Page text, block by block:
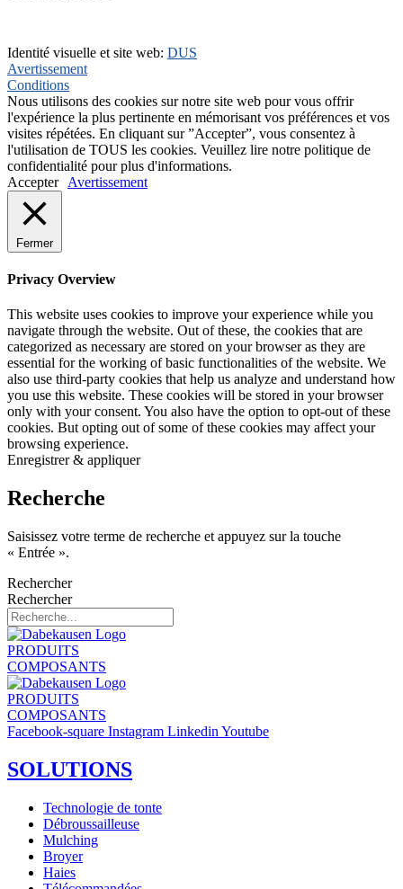
Identité visuelle et site web: DUS
Avertissement
Conditions
Nous utilisons des cookies sur notre site web pour vous offrir
l'expérience la plus pertinente en mémorisant vos préférences et vos
visites répétées. En cliquant sur ”Accepter”, vous consentez à
l'utilisation de TOUS les cookies. Veuillez lire notre politique de
confidentialité pour plus d'informations.
Accepter
Avertissement
Fermer
Privacy Overview
This website uses cookies to improve your experience while you
navigate through the website. Out of these, the cookies that are
categorized as necessary are stored on your browser as they are
essential for the working of basic functionalities of the website. We
also use third-party cookies that help us analyze and understand how
you use this website. These cookies will be stored in your browser
only with your consent. You also have the option to opt-out of these
cookies. But opting out of some of these cookies may affect your
browsing experience.
Enregistrer & appliquer
Recherche
Saisissez votre terme de recherche et appuyez sur la touche
« Entrée ».
Rechercher
Rechercher
PRODUITS
COMPOSANTS
PRODUITS
COMPOSANTS
Facebook-square Instagram Linkedin Youtube
SOLUTIONS
Technologie de tonte
Débroussailleuse
Mulching
Broyer
Haies